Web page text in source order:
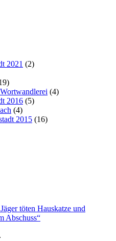
2021 (2)
(4)
2016 (5)
(4)
2015 (16)
töten Hauskatze und
Abschuss“